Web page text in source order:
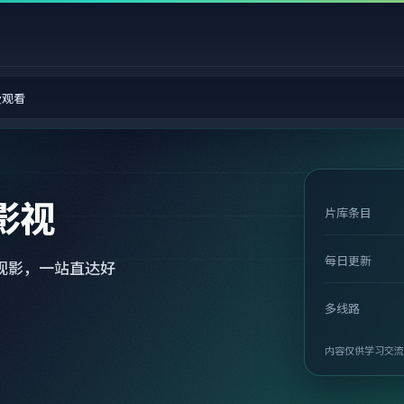
看
视
影，一站直达好
片库条目
每日更新
多线路
内容仅供学习交